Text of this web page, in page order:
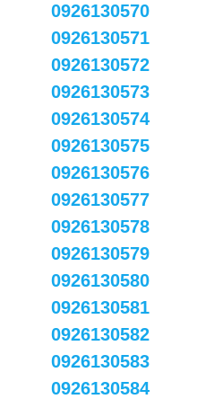
0926130570
0926130571
0926130572
0926130573
0926130574
0926130575
0926130576
0926130577
0926130578
0926130579
0926130580
0926130581
0926130582
0926130583
0926130584